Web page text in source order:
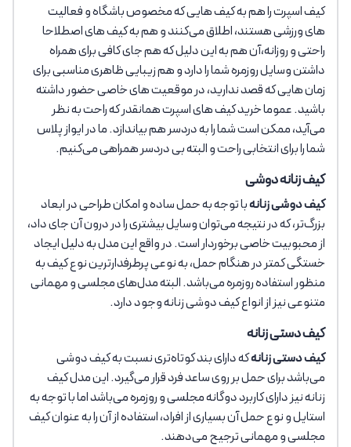
کیف اسپرت را هم به کیف هایی که مخصوص باشگاه و فعالیت
های ورزشی هستند، اطلاق می‌کنند و هم به کیف های اصطلاحا
راحتی و روزانه،آن هم به این دلیل که هم جای کافی برای همراه
داشتن وسایل روزمره شما را دارد و هم زیبایی ظاهری مناسبی برای
زمان هایی که قصد ندارید، در موقعیت های خاصی حضور داشته
باشید. عموما خرید کیف های اسپرت همانقدر که راحت به نظر
می‌آید، ممکن است شما را به دردسر هم بیاندازد. ما در ایواز پلاس
شما را برای انتخابی راحت و البته بی دردسر همراهی می‌کنیم.
کیف زنانه دوشی
کیف دوشی زنانهبا توجه به حمل ساده و امکان طراحی در ابعاد
بزرگ‌تر، که در نتیجه می‌توان وسایل بیشتری را در درون آن جای داد،
از محبوبیت خاصی برخوردار است. در واقع این مدل به دلیل ایجاد
خستگی کمتر در هنگام حمل، به نوعی پرطرفدارترین نوع کیف به
منظور استفاده روزمره می‌باشد. البته مدل‌های مجلسی و مهمانی
متنوعی نیز از انواع کیف دوشی زنانه وجود دارد.
کیف دستی زنانه
کیف دستی زنانهکه دارای بند کوتاه‌تری نسبت به کیف دوشی
می‌باشد برای حمل بر روی ساعد فرد قرار می‌گیرد. این مدل کیف
زنانه نیز دارای کاربرد دوگانه مجلسی و روزمره می‌باشد اما با توجه به
استایل و نوع حمل آن بسیاری از افراد، استفاده از آن را به عنوان کیف
مجلسی و مهمانی ترجیح می‌دهند.